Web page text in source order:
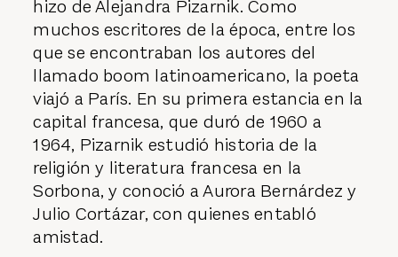
hizo de Alejandra Pizarnik. Como
muchos escritores de la época, entre los
que se encontraban los autores del
llamado boom latinoamericano, la poeta
viajó a París. En su primera estancia en la
capital francesa, que duró de 1960 a
1964, Pizarnik estudió historia de la
religión y literatura francesa en la
Sorbona, y conoció a Aurora Bernárdez y
Julio Cortázar, con quienes entabló
amistad.